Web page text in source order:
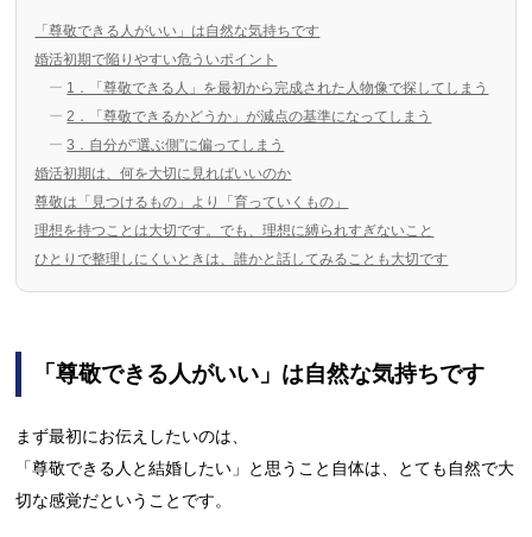
「尊敬できる人がいい」は自然な気持ちです
婚活初期で陥りやすい危ういポイント
1．「尊敬できる人」を最初から完成された人物像で探してしまう
2．「尊敬できるかどうか」が減点の基準になってしまう
3．自分が“選ぶ側”に偏ってしまう
婚活初期は、何を大切に見ればいいのか
尊敬は「見つけるもの」より「育っていくもの」
理想を持つことは大切です。でも、理想に縛られすぎないこと
ひとりで整理しにくいときは、誰かと話してみることも大切です
「尊敬できる人がいい」は自然な気持ちです
まず最初にお伝えしたいのは、
「尊敬できる人と結婚したい」と思うこと自体は、とても自然で大
切な感覚だということです。